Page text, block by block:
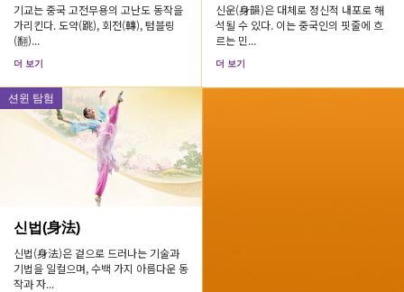
기교는 중국 고전무용의 고난도 동작을
가리킨다. 도약(跳), 회전(轉), 텀블링
(翻)...
더 보기
신운(身韻)은 대체로 정신적 내포로 해
석될 수 있다. 이는 중국인의 핏줄에 흐
르는 민...
더 보기
션윈 탐험
신법(身法)
신법(身法)은 겉으로 드러나는 기술과
기법을 일컬으며, 수백 가지 아름다운 동
작과 자...